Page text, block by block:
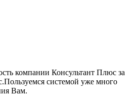
компании Консультант Плюс за
системой уже много
Вам.